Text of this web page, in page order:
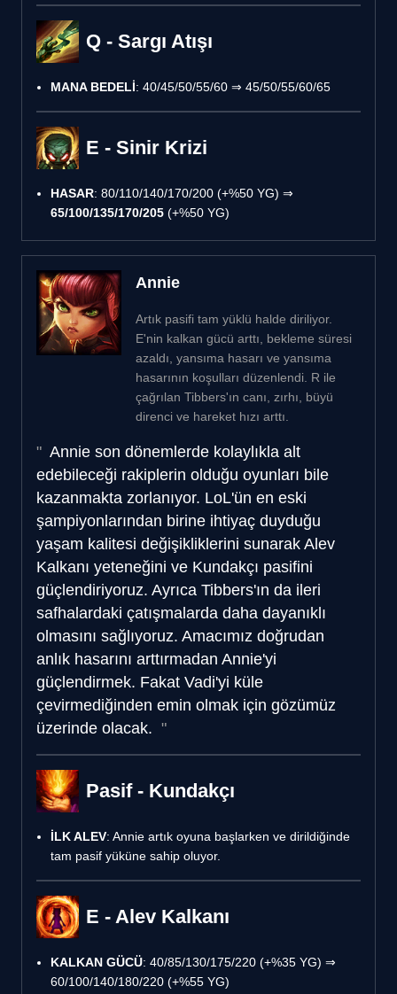
Q - Sargı Atışı
MANA BEDELİ: 40/45/50/55/60 ⇒ 45/50/55/60/65
E - Sinir Krizi
HASAR: 80/110/140/170/200 (+%50 YG) ⇒
65/100/135/170/205 (+%50 YG)
Annie
Artık pasifi tam yüklü halde diriliyor.
E'nin kalkan gücü arttı, bekleme süresi
azaldı, yansıma hasarı ve yansıma
hasarının koşulları düzenlendi. R ile
çağrılan Tibbers'ın canı, zırhı, büyü
direnci ve hareket hızı arttı.
Annie son dönemlerde kolaylıkla alt
edebileceği rakiplerin olduğu oyunları bile
kazanmakta zorlanıyor. LoL'ün en eski
şampiyonlarından birine ihtiyaç duyduğu
yaşam kalitesi değişikliklerini sunarak Alev
Kalkanı yeteneğini ve Kundakçı pasifini
güçlendiriyoruz. Ayrıca Tibbers'ın da ileri
safhalardaki çatışmalarda daha dayanıklı
olmasını sağlıyoruz. Amacımız doğrudan
anlık hasarını arttırmadan Annie'yi
güçlendirmek. Fakat Vadi'yi küle
çevirmediğinden emin olmak için gözümüz
üzerinde olacak.
Pasif - Kundakçı
İLK ALEV: Annie artık oyuna başlarken ve dirildiğinde
tam pasif yüküne sahip oluyor.
E - Alev Kalkanı
KALKAN GÜCÜ: 40/85/130/175/220 (+%35 YG) ⇒
60/100/140/180/220 (+%55 YG)